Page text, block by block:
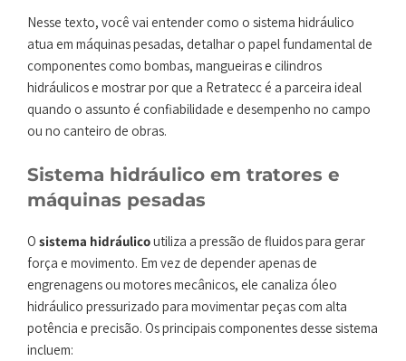
Nesse texto, você vai entender como o sistema hidráulico
atua em máquinas pesadas, detalhar o papel fundamental de
componentes como bombas, mangueiras e cilindros
hidráulicos e mostrar por que a Retratecc é a parceira ideal
quando o assunto é confiabilidade e desempenho no campo
ou no canteiro de obras.
Sistema hidráulico em tratores e
máquinas pesadas
O sistema hidráulicoutiliza a pressão de fluidos para gerar
força e movimento. Em vez de depender apenas de
engrenagens ou motores mecânicos, ele canaliza óleo
hidráulico pressurizado para movimentar peças com alta
potência e precisão. Os principais componentes desse sistema
incluem: